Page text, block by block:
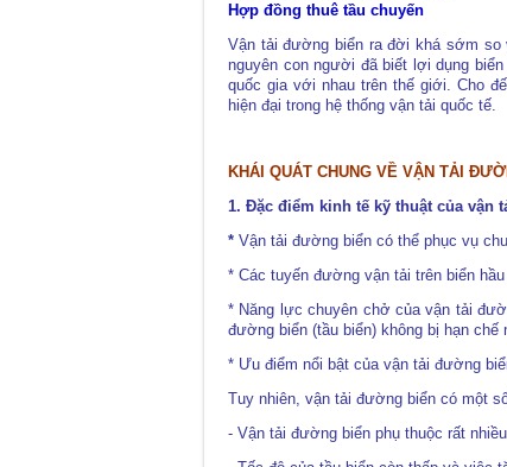
Hợp đồng thuê tầu chuyến
Vận tải đường biển ra đời khá sớm
nguyên con người đã biết lợi dụng
quốc gia với nhau trên thế giới. Cho
hiện đại trong hệ thống vận tải quốc tế.
KHÁI QUÁT CHUNG VỀ VẬN TẢI
1. Đặc điểm kinh tế kỹ thuật của vận
* Vận tải đường biển có thể phục vụ
* Các tuyến đường vận tải trên biển
* Năng lực chuyên chở của vận tải
đường biển (tầu biển) không bị hạn
* Ưu điểm nổi bật của vận tải đường
Tuy nhiên, vận tải đường biển có một
- Vận tải đường biển phụ thuộc rất